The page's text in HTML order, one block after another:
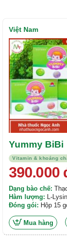
Yummy BiBi
390.000
Dạng bào chế:
Hàm lượng: L-
hàm lượng 300mg.
Carnitine fumarate
100mg. Chiết xuất
Đóng gói: Hộp 15
Mua hàng
Việt Nam